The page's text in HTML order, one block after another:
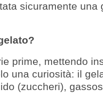
sicuramente una
prime, mettendo
una curiosità: il
(zuccheri),